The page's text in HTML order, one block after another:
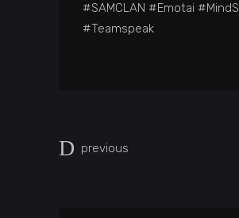
#SAMCLAN #Emotai #
#Teamspeak
previous